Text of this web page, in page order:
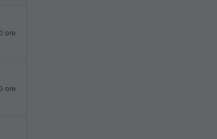
ore
ore